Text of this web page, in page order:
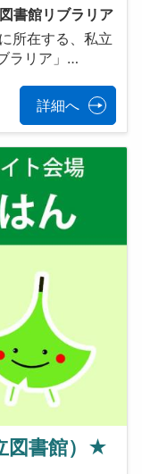
書館リブラリア
在する、私立
ラリア」…
詳細へ
図書館）★